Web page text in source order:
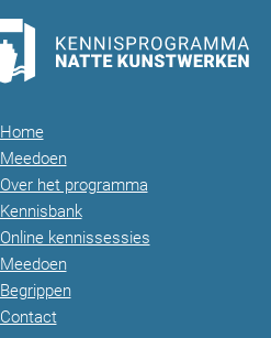
Home
Meedoen
Over het programma
Kennisbank
Online kennissessies
Meedoen
Begrippen
Contact